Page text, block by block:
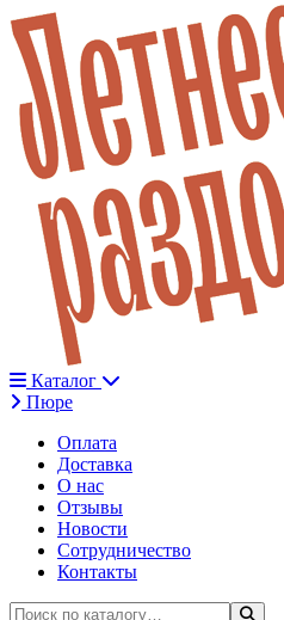
Каталог
Пюре
Оплата
Доставка
О нас
Отзывы
Новости
Сотрудничество
Контакты